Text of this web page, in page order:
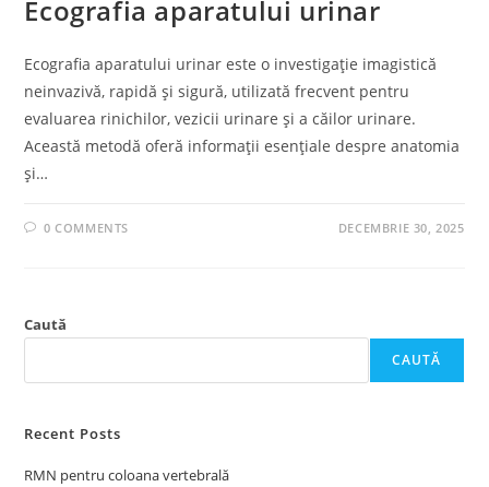
Ecografia aparatului urinar
Ecografia aparatului urinar este o investigație imagistică
neinvazivă, rapidă și sigură, utilizată frecvent pentru
evaluarea rinichilor, vezicii urinare și a căilor urinare.
Această metodă oferă informații esențiale despre anatomia
și…
0 COMMENTS DECEMBRIE 30, 2025
Caută
CAUTĂ
Recent Posts
RMN pentru coloana vertebrală